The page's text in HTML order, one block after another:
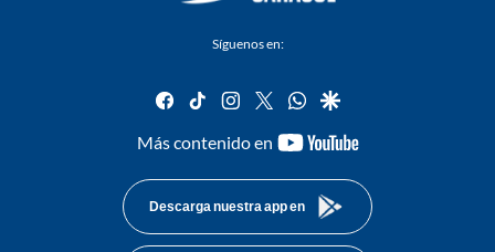
Síguenos en:
facebook
tiktok instagram
twitterwhatsapp
google
Más contenido en
youtube-
Descarga nuestra app en